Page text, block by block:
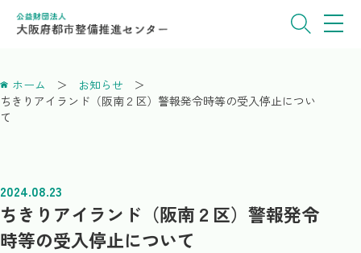
ホーム
お知らせ
ちきりアイランド（阪南２区）警報発令時等の受入停止につい
て
2024.08.23
ちきりアイランド（阪南２区）警報発令
時等の受入停止について